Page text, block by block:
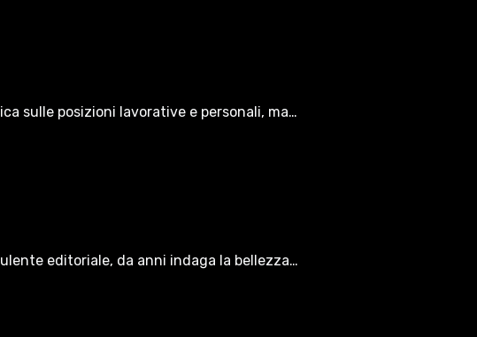
sulle posizioni lavorative e personali, ma…
editoriale, da anni indaga la bellezza…